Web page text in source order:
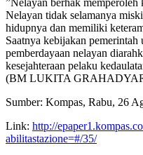
Nelayan tidak selamanya
hidupnya dan memiliki
Saatnya kebijakan
pemberdayaan nelayan
kesejahteraan pelaku
(BM LUKITA
Sumber: Kompas, Rabu, 26
Link: http://
abilitastazione=#/35/